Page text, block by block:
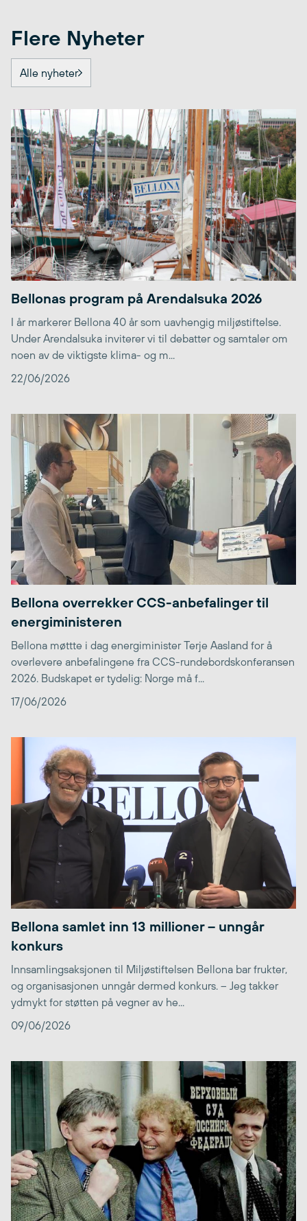
Flere Nyheter
Alle nyheter
Bellonas program på Arendalsuka 2026
I år markerer Bellona 40 år som uavhengig miljøstiftelse.
Under Arendalsuka inviterer vi til debatter og samtaler om
noen av de viktigste klima- og m...
22/06/2026
Bellona overrekker CCS-anbefalinger til
energiministeren
Bellona møttte i dag energiminister Terje Aasland for å
overlevere anbefalingene fra CCS-rundebordskonferansen
2026. Budskapet er tydelig: Norge må f...
17/06/2026
Bellona samlet inn 13 millioner – unngår
konkurs
Innsamlingsaksjonen til Miljøstiftelsen Bellona bar frukter,
og organisasjonen unngår dermed konkurs. – Jeg takker
ydmykt for støtten på vegner av he...
09/06/2026